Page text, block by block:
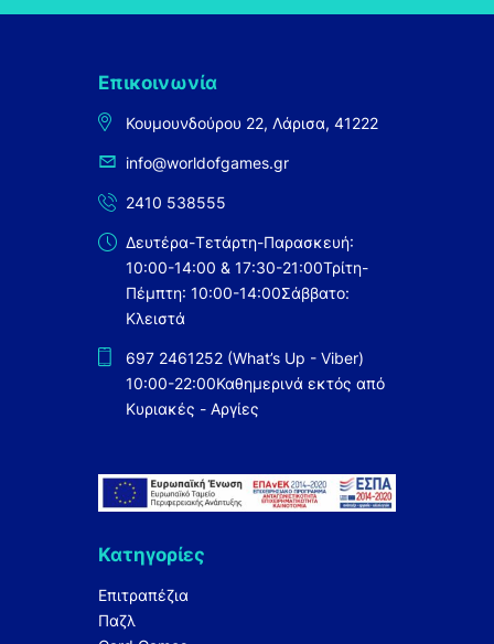
Επικοινωνία
Κουμουνδούρου 22, Λάρισα, 41222
info@worldofgames.gr
2410 538555
Δευτέρα-Τετάρτη-Παρασκευή:
10:00-14:00 & 17:30-21:00Τρίτη-
Πέμπτη: 10:00-14:00Σάββατο:
Κλειστά
697 2461252 (What’s Up - Viber)
10:00-22:00Καθημερινά εκτός από
Κυριακές - Αργίες
Κατηγορίες
Επιτραπέζια
Παζλ